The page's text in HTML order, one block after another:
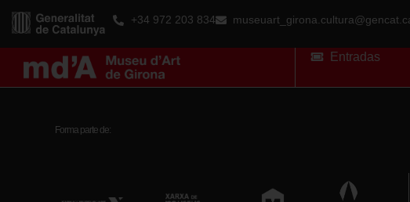
+34 972 203 834
Entradas
Forma parte de: